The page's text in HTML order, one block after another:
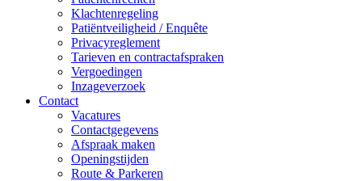
Klachtenregeling
Patiëntveiligheid / Enquête
Privacyreglement
Tarieven en contractafspraken
Vergoedingen
Inzageverzoek
Contact
Vacatures
Contactgegevens
Afspraak maken
Openingstijden
Route & Parkeren